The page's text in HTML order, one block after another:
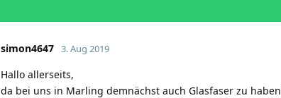
simon4647 3. Aug 2019
Hallo allerseits,
da bei uns in Marling demnächst auch Glasfaser zu